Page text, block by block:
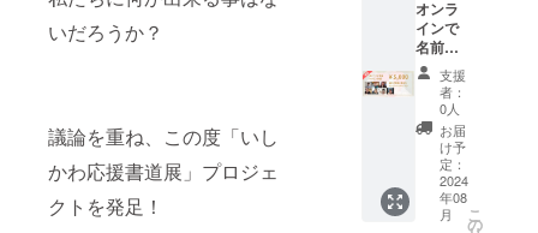
いだろうか？
議論を重ね、この度「いし
かわ応援書道展」プロジェ
クトを発足！
てほし
い言葉
（氏
名、名
言、四
字熟語
など）
ご記入
くださ
い。
オンラ
インで
名前の
書き方
をマン
ツーマ
ンレッ
スンを
受ける
事が出
来ま
す。
支援
者：
0人
お届
け予
定：
2024
年08
月
こ
の